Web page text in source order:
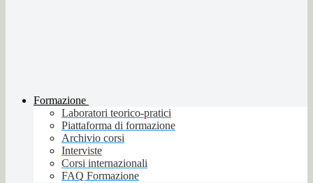
Formazione
Laboratori teorico-pratici
Piattaforma di formazione
Archivio corsi
Interviste
Corsi internazionali
FAQ Formazione